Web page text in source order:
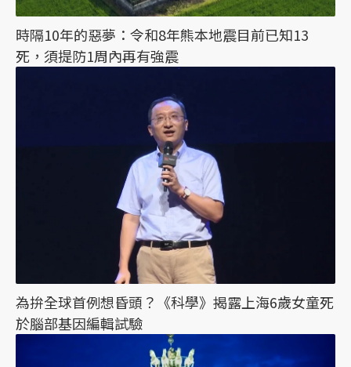
時隔10年的惡夢：令和8年熊本地震目前已知13
死，須提防1周內再有強震
為拚全球首例想昏頭？《科學》揭露上海6歲女童死
於腦部基因編輯試驗